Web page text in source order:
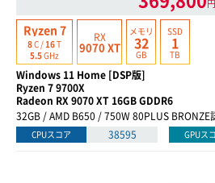
Ryzen 7
8C / 16T
5.5GHz
RX
9070 XT
メモリ
32
GB
SSD
1
TB
Windows 11 Home [DSP版]
Ryzen 7 9700X
Radeon RX 9070 XT 16GB GDDR6
32GB / AMD B650 / 750W 80PLUS BRONZE
CPUスコア 38595 GPUス